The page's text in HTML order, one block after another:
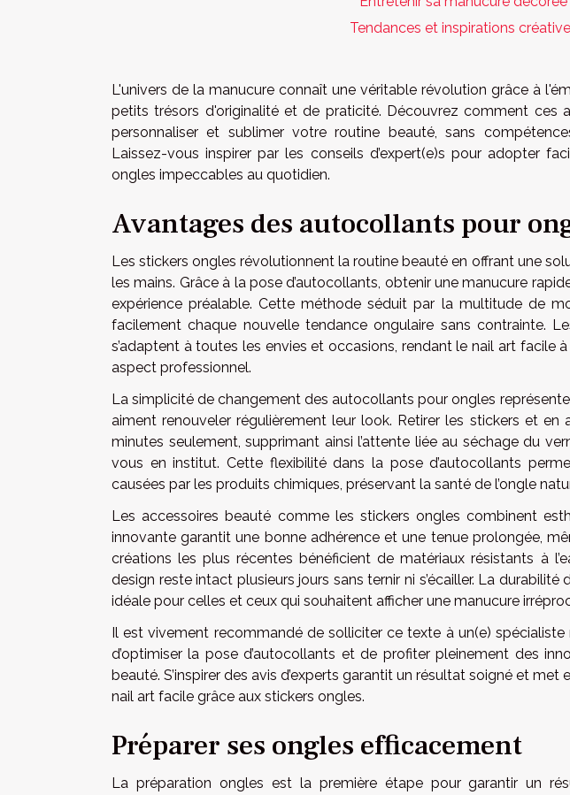
Tendances et inspirations
L'univers de la manucure connaît une véritable révolution grâce à
petits trésors d'originalité et de praticité. Découvrez comment ces
personnaliser et sublimer votre routine beauté, sans
Laissez-vous inspirer par les conseils d’expert(e)s pour adopter
ongles impeccables au quotidien.
Avantages des autocollants pour
Les stickers ongles révolutionnent la routine beauté en offrant une
les mains. Grâce à la pose d’autocollants, obtenir une manucure
expérience préalable. Cette méthode séduit par la multitude de
facilement chaque nouvelle tendance ongulaire sans contrainte.
s’adaptent à toutes les envies et occasions, rendant le nail art facile
aspect professionnel.
La simplicité de changement des autocollants pour ongles
aiment renouveler régulièrement leur look. Retirer les stickers et en
minutes seulement, supprimant ainsi l’attente liée au séchage du
vous en institut. Cette flexibilité dans la pose d’autocollants
causées par les produits chimiques, préservant la santé de l’ongle
Les accessoires beauté comme les stickers ongles combinent
innovante garantit une bonne adhérence et une tenue prolongée,
créations les plus récentes bénéficient de matériaux résistants à
design reste intact plusieurs jours sans ternir ni s’écailler. La
idéale pour celles et ceux qui souhaitent afficher une manucure
Il est vivement recommandé de solliciter ce texte à un(e)
d’optimiser la pose d’autocollants et de profiter pleinement des
beauté. S’inspirer des avis d’experts garantit un résultat soigné et met
nail art facile grâce aux stickers ongles.
Préparer ses ongles efficacement
La préparation ongles est la première étape pour garantir un